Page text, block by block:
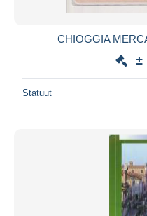
CHIOGGIA
±
Statuut